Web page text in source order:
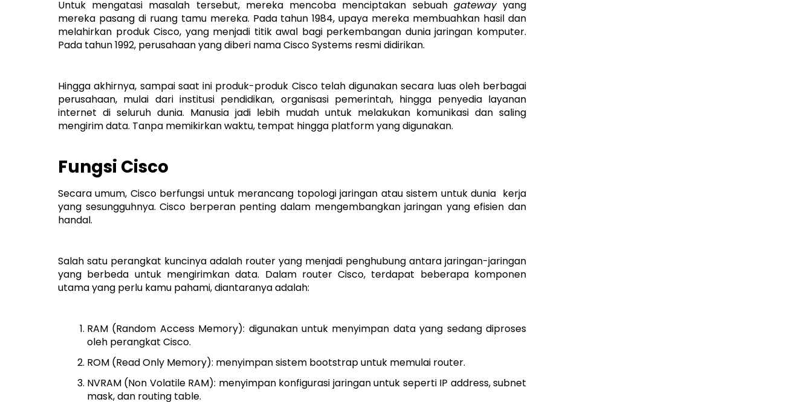
Untuk mengatasi masalah tersebut, mereka mencoba menciptakan sebuah gatewayyang
mereka pasang di ruang tamu mereka. Pada tahun 1984, upaya mereka membuahkan hasil dan
melahirkan produk Cisco, yang menjadi titik awal bagi perkembangan dunia jaringan komputer.
Pada tahun 1992, perusahaan yang diberi nama Cisco Systems resmi didirikan.
Hingga akhirnya, sampai saat ini produk-produk Cisco telah digunakan secara luas oleh berbagai
perusahaan, mulai dari institusi pendidikan, organisasi pemerintah, hingga penyedia layanan
internet di seluruh dunia. Manusia jadi lebih mudah untuk melakukan komunikasi dan saling
mengirim data. Tanpa memikirkan waktu, tempat hingga platform yang digunakan.
Fungsi Cisco
Secara umum, Cisco berfungsi untuk merancang topologi jaringan atau sistem untuk dunia kerja
yang sesungguhnya. Cisco berperan penting dalam mengembangkan jaringan yang efisien dan
handal.
Salah satu perangkat kuncinya adalah router yang menjadi penghubung antara jaringan-jaringan
yang berbeda untuk mengirimkan data. Dalam router Cisco, terdapat beberapa komponen
utama yang perlu kamu pahami, diantaranya adalah:
RAM (Random Access Memory): digunakan untuk menyimpan data yang sedang diproses
oleh perangkat Cisco.
ROM (Read Only Memory): menyimpan sistem bootstrap untuk memulai router.
NVRAM (Non Volatile RAM): menyimpan konfigurasi jaringan untuk seperti IP address, subnet
mask, dan routing table.